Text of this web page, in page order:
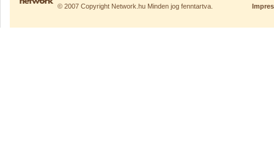
© 2007 Copyright Network.hu Minden jog fenntartva.